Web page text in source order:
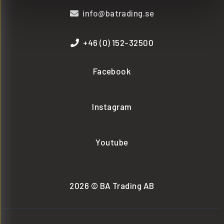
info@batrading.se
+46 (0) 152-32500
Facebook
Instagram
Youtube
2026 © BA Trading AB